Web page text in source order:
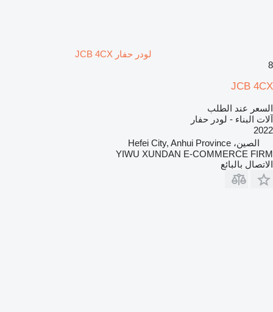
لودر حفار JCB 4CX
8
JCB 4CX
السعر عند الطلب
آلات البناء - لودر حفار
2022
الصين، Hefei City, Anhui Province
YIWU XUNDAN E-COMMERCE FIRM
الاتصال بالبائع